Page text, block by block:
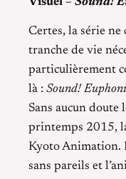
Certes, la série
tranche de vie
particulièrement
là : Sound!
Sans aucun doute
printemps 2015,
Kyoto Animation.
sans pareils et